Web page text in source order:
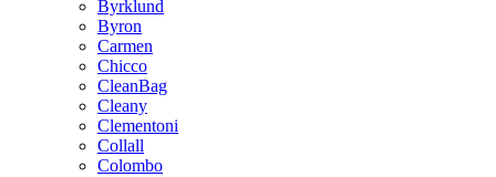
Byrklund
Byron
Carmen
Chicco
CleanBag
Cleany
Clementoni
Collall
Colombo